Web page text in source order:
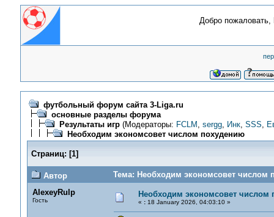
Добро пожаловать,
футбольный форум сайта 3-Liga.ru
основные разделы форума
Результаты игр(Модераторы: FCLM , sergg, Инк, SSS,
Необходим экономсовет числом похудению
Страниц: [1]
Автор
Тема: Необходим экономсовет числом
AlexeyRulp
Гость
Необходим экономсовет числом
« :18 January 2026, 04:03:10 »